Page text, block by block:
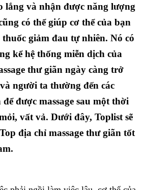
lắng và nhận được năng lượng
có thể giúp cơ thể của bạn
giảm đau tự nhiên. Nó có
kể hệ thống miễn dịch của
thư giãn ngày càng trở
người ta thường đến các
được massage sau một thời
vất vả. Dưới đây, Toplist sẽ
địa chỉ massage thư giãn tốt